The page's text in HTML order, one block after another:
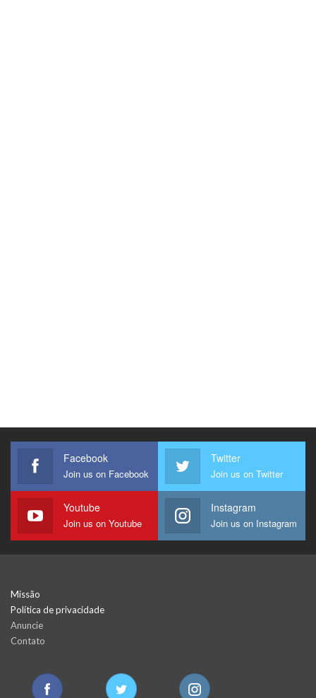
Facebook
Join us on Facebook
Twitter
Join us on Twitter
Youtube
Join us on Youtube
Instagram
Join us on Instagram
Missão
Política de privacidade
Anuncie
Contato